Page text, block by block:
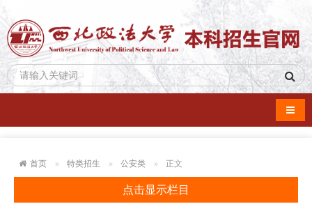
导航
首页 特类招生 公安类 正文
点击显示栏目